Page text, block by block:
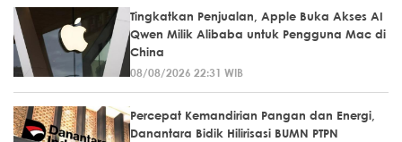
Tingkatkan Penjualan, Apple Buka Akses AI
Qwen Milik Alibaba untuk Pengguna Mac di
China
08/08/2026 22:31 WIB
Percepat Kemandirian Pangan dan Energi,
Danantara Bidik Hilirisasi BUMN PTPN